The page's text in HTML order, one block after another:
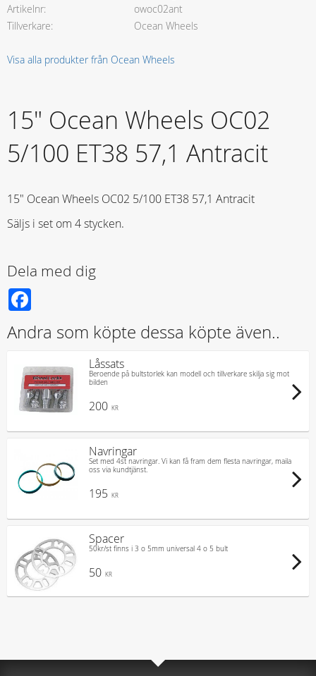
Artikelnr
owoc02ant
Tillverkare
Ocean Wheels
Visa alla produkter från Ocean Wheels
15" Ocean Wheels OC02
5/100 ET38 57,1 Antracit
15" Ocean Wheels OC02 5/100 ET38 57,1 Antracit
Säljs i set om 4 stycken.
Dela med dig
Andra som köpte dessa köpte även..
Låssats
Beroende på bultstorlek kan modell och tillverkare skilja sig mot
bilden
200 KR
Navringar
Set med 4st navringar. Vi kan få fram dem flesta navringar, maila
oss via kundtjänst.
195 KR
Spacer
50kr/st finns i 3 o 5mm universal 4 o 5 bult
50 KR